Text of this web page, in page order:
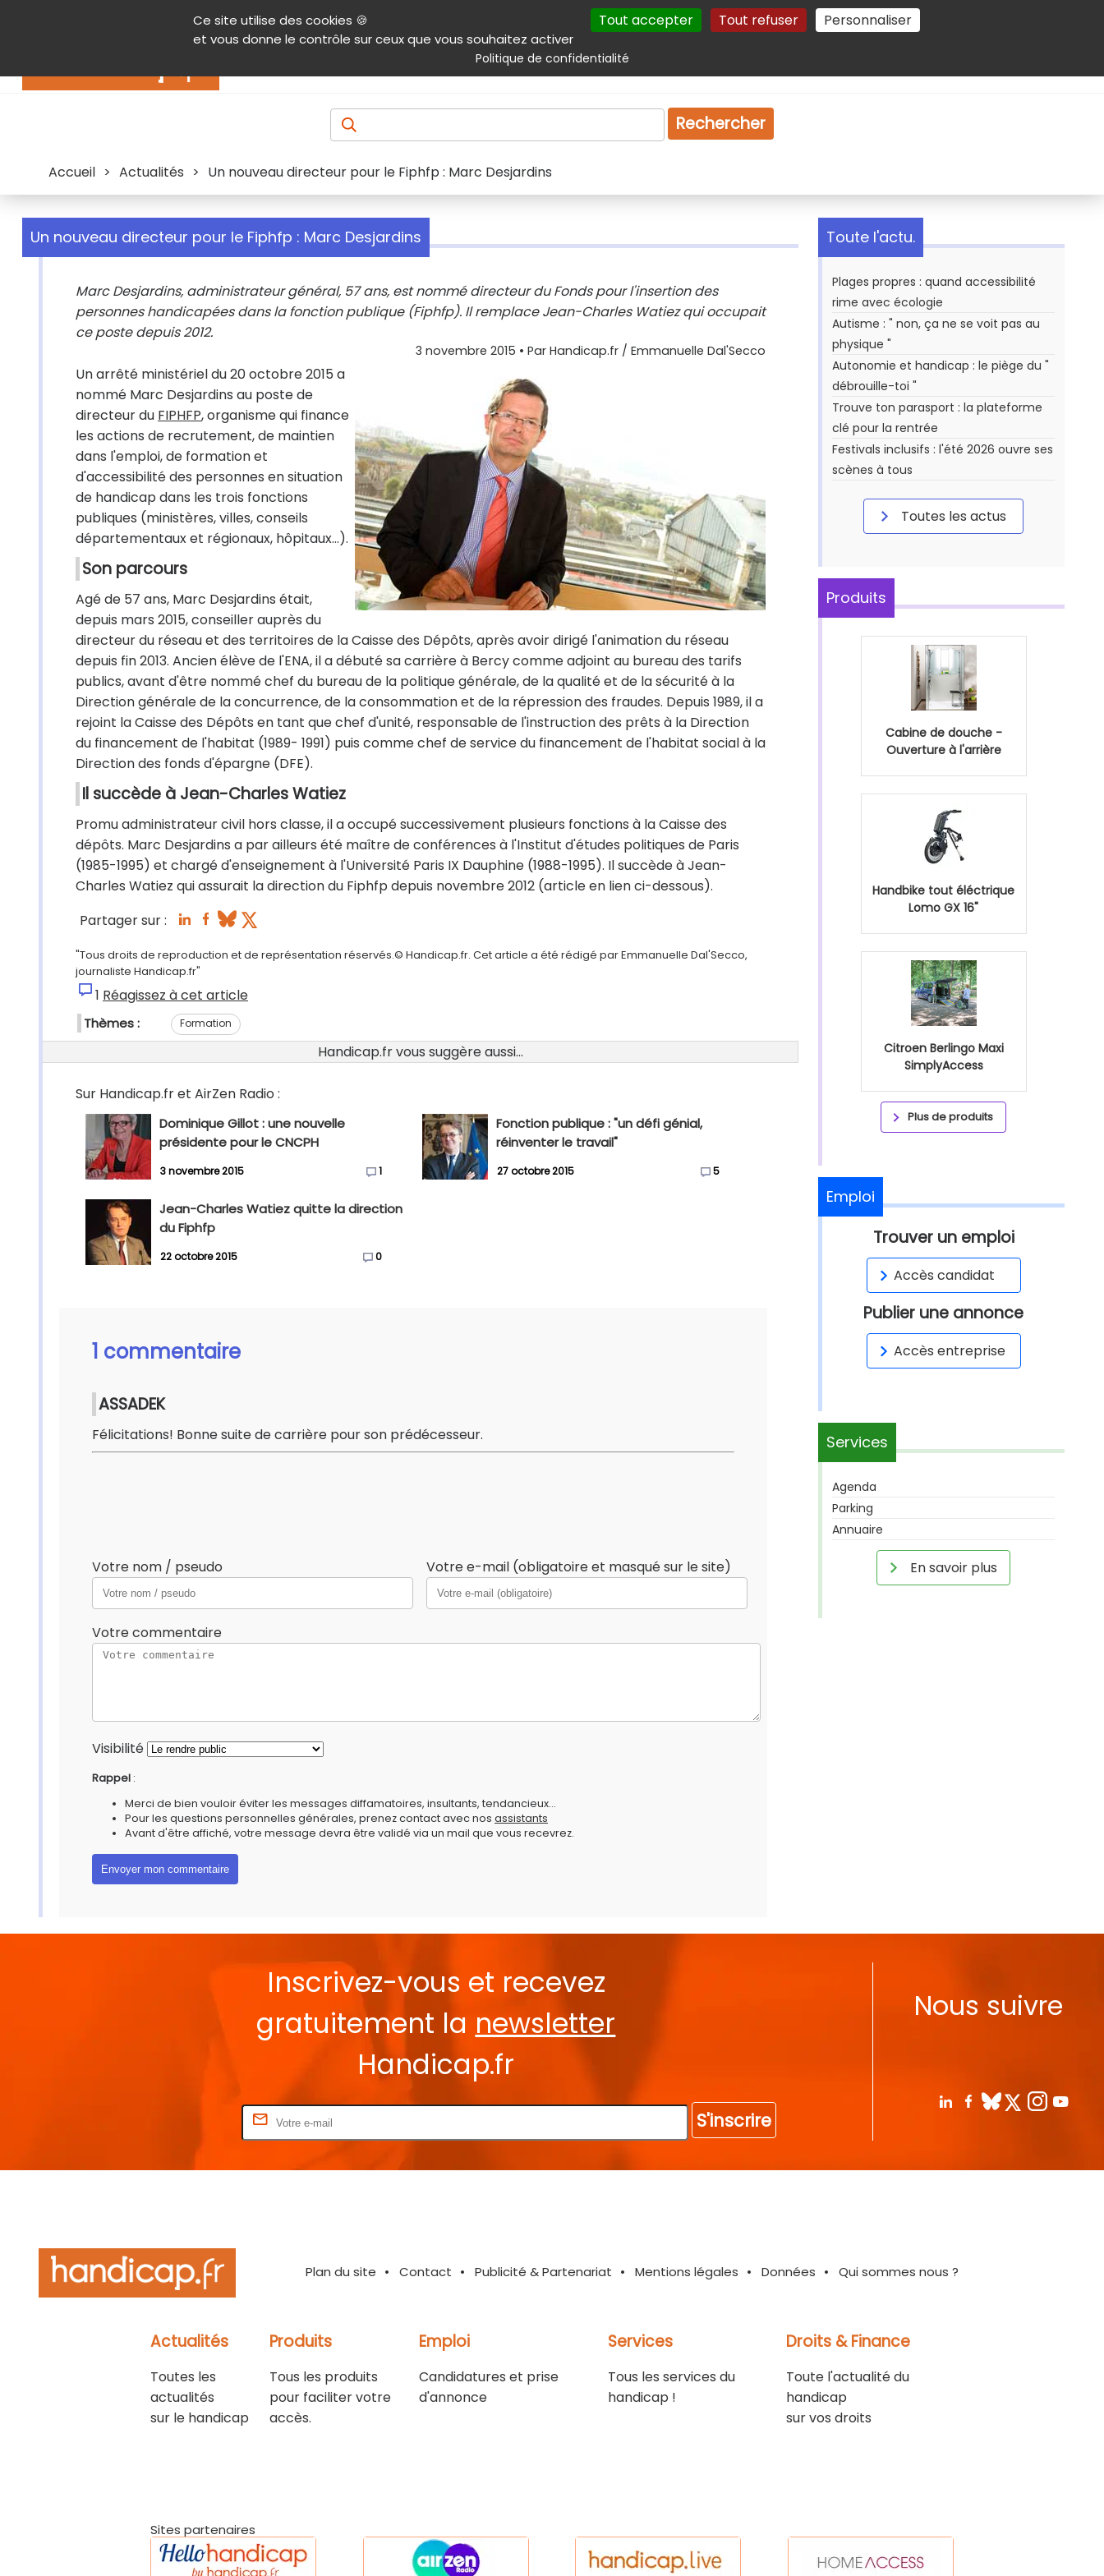
Ce site utilise des cookies 🍪
et vous donne le contrôle sur ceux que vous souhaitez activer
Tout accepter Tout refuser Personnaliser
Politique de confidentialité
Contenu Aide et accessibilité Menu principal Autres services Plan du site Gestion des cookies
Produits & services Emploi Droit
Rechercher
Accueil > Actualités > Un nouveau directeur pour le Fiphfp : Marc Desjardins
Un nouveau directeur pour le Fiphfp : Marc Desjardins
Marc Desjardins, administrateur général, 57 ans, est nommé directeur du Fonds pour l'insertion des
personnes handicapées dans la fonction publique (Fiphfp). Il remplace Jean-Charles Watiez qui occupait
ce poste depuis 2012.
3 novembre 2015 • Par Handicap.fr / Emmanuelle Dal'Secco
Un arrêté ministériel du 20 octobre 2015 a
nommé Marc Desjardins au poste de
directeur du FIPHFP, organisme qui finance
les actions de recrutement, de maintien
dans l'emploi, de formation et
d'accessibilité des personnes en situation
de handicap dans les trois fonctions
publiques (ministères, villes, conseils
départementaux et régionaux, hôpitaux…).
Son parcours
Agé de 57 ans, Marc Desjardins était,
depuis mars 2015, conseiller auprès du
directeur du réseau et des territoires de la Caisse des Dépôts, après avoir dirigé l'animation du réseau
depuis fin 2013. Ancien élève de l'ENA, il a débuté sa carrière à Bercy comme adjoint au bureau des tarifs
publics, avant d'être nommé chef du bureau de la politique générale, de la qualité et de la sécurité à la
Direction générale de la concurrence, de la consommation et de la répression des fraudes. Depuis 1989, il a
rejoint la Caisse des Dépôts en tant que chef d'unité, responsable de l'instruction des prêts à la Direction
du financement de l'habitat (1989- 1991) puis comme chef de service du financement de l'habitat social à la
Direction des fonds d'épargne (DFE).
Il succède à Jean-Charles Watiez
Promu administrateur civil hors classe, il a occupé successivement plusieurs fonctions à la Caisse des
dépôts. Marc Desjardins a par ailleurs été maître de conférences à l'Institut d'études politiques de Paris
(1985-1995) et chargé d'enseignement à l'Université Paris IX Dauphine (1988-1995). Il succède à Jean-
Charles Watiez qui assurait la direction du Fiphfp depuis novembre 2012 (article en lien ci-dessous).
Partager sur :
"Tous droits de reproduction et de représentation réservés.© Handicap.fr. Cet article a été rédigé par Emmanuelle Dal'Secco,
journaliste Handicap.fr"
1 Réagissez à cet article
Thèmes : Formation
Handicap.fr vous suggère aussi...
Sur Handicap.fr et AirZen Radio :
Dominique Gillot : une nouvelle
présidente pour le CNCPH
3 novembre 2015 1
Fonction publique : "un défi génial,
réinventer le travail"
27 octobre 2015 5
Jean-Charles Watiez quitte la direction
du Fiphfp
22 octobre 2015 0
1 commentaire
ASSADEK
Félicitations! Bonne suite de carrière pour son prédécesseur.
Votre nom / pseudo Votre e-mail (obligatoire et masqué sur le site)
Votre commentaire
Visibilité
Rappel :
Merci de bien vouloir éviter les messages diffamatoires, insultants, tendancieux...
Pour les questions personnelles générales, prenez contact avec nos assistants
Avant d'être affiché, votre message devra être validé via un mail que vous recevrez.
Toute l'actu.
Plages propres : quand accessibilité
rime avec écologie
Autisme : " non, ça ne se voit pas au
physique "
Autonomie et handicap : le piège du "
débrouille-toi "
Trouve ton parasport : la plateforme
clé pour la rentrée
Festivals inclusifs : l'été 2026 ouvre ses
scènes à tous
Toutes les actus
Produits
Cabine de douche -
Ouverture à l'arrière
Handbike tout éléctrique
Lomo GX 16"
Citroen Berlingo Maxi
SimplyAccess
Plus de produits
Emploi
Trouver un emploi
Accès candidat
Publier une annonce
Accès entreprise
Services
Agenda
Parking
Annuaire
En savoir plus
Inscrivez-vous et recevez
gratuitement la newsletter
Handicap.fr
S'inscrire
Nous suivre
Plan du site Contact Publicité & Partenariat Mentions légales Données Qui sommes nous ?
Actualités
Toutes les
actualités
sur le handicap
Produits
Tous les produits
pour faciliter votre
accès.
Emploi
Candidatures et prise
d'annonce
Services
Tous les services du
handicap !
Droits & Finance
Toute l'actualité du
handicap
sur vos droits
Sites partenaires